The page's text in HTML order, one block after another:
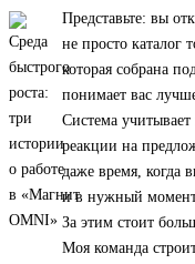
Представьте: вы
не просто каталог
которая собрана
понимает вас
Система
реакции на
даже время, когда
и в нужный момент
За этим стоит
Моя команда